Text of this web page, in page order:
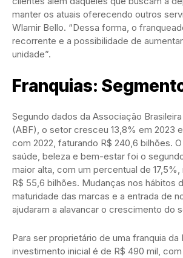
manter os atuais oferecendo outros
Wlamir Bello. “Dessa forma, o
recorrente e a possibilidade de
unidade”.
Franquias:
Segundo dados da Associação
(ABF), o setor cresceu 13,8% em 2023
com 2022, faturando R$ 240,6 bilhões.
saúde, beleza e bem-estar foi o
maior alta, com um percentual de
R$ 55,6 bilhões. Mudanças nos hábitos
maturidade das marcas e a entrada de
ajudaram a alavancar o crescimento do
Para ser proprietário de uma franquia da
investimento inicial é de R$ 490 mil,